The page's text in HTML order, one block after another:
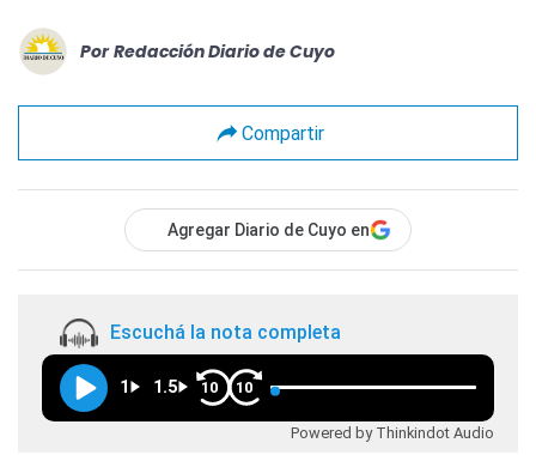
Por Redacción Diario de Cuyo
Compartir
Agregar Diario de Cuyo en
Escuchá la nota completa
1 1.5 10 10
Powered by Thinkindot Audio